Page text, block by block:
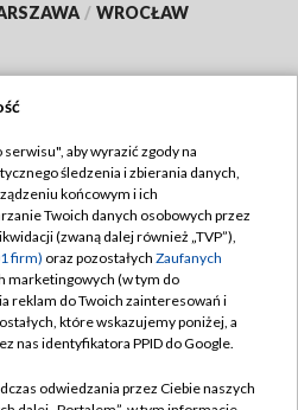
/ WROCŁAW
TVP
TVP
prywatności
zgody
Pomoc
aby wyrazić zgody na
śledzenia i zbierania danych,
końcowym i ich
Twoich danych osobowych przez
(zwaną dalej również „TVP”),
firm) oraz pozostałych Zaufanych
marketingowych (w tym do
reklam do Twoich zainteresowań i
które wskazujemy poniżej, a
nas identyfikatora PPID do Google.
odwiedzania przez Ciebie naszych